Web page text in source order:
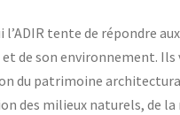
l’ADIR tente de répondre
de son environnement. Ils
du patrimoine
des milieux naturels, de la